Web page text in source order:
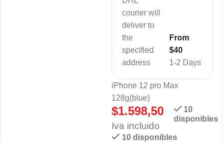
courier will
deliver to
the
specified
address
1-2 Days
From
$40
iPhone 12 pro Max
128g(blue)
$1.598,50
Iva incluido
10
disponibles
10 disponibles